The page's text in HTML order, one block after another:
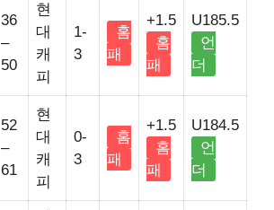
36
–
50
현
대
캐
피
1-
3
홈
패
+1.5
홈
패
U185.5
언
더
52
–
61
현
대
캐
피
0-
3
홈
패
+1.5
홈
패
U184.5
언
더